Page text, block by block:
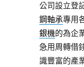
公司設立登
鋼軸承專用
銀機的為企
急用周轉借
識豐富的產